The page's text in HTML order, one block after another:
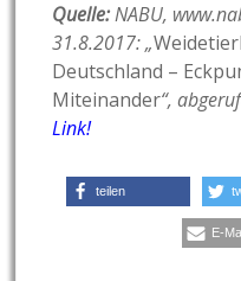
Quelle:NABU,
31.8.2017: „
Deutschland –
Miteinander“,
Link!
teilen
E-